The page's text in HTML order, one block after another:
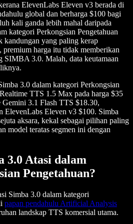
ElevenLabs Eleven v3 berada di
global dan berharga $100 bagi
kali ganda lebih mahal daripada
kategori Perkongsian Pengetahuan
kandungan yang paling kerap
premium harga itu tidak memberikan
SIMBA 3.0. Malah, data keutamaan
3.0 dalam kategori Perkongsian
TTS 1.5 Max pada harga $35
Gemini 3.1 Flash TTS $18.30,
ElevenLabs Eleven v3 $100. Simba
aksara, kekal sebagai pilihan paling
model teratas segmen ini dengan
3.0 Atasi dalam
Pengetahuan?
Simba 3.0 dalam kategori
papan pendahulu Artificial Analysis
landskap TTS komersial utama.